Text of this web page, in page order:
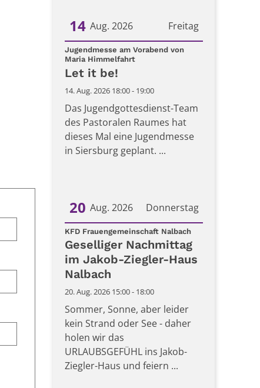
Freitag
14 Aug. 2026
Datum: 14. August 2026
Jugendmesse am Vorabend von
Maria Himmelfahrt:
Let it be!
14. Aug. 2026 18:00 - 19:00
Das Jugendgottesdienst-Team
des Pastoralen Raumes hat
dieses Mal eine Jugendmesse
in Siersburg geplant. ...
Donnerstag
20 Aug. 2026
Datum: 20. August 2026
KFD Frauengemeinschaft Nalbach:
Geselliger Nachmittag
im Jakob-Ziegler-Haus
Nalbach
20. Aug. 2026 15:00 - 18:00
Sommer, Sonne, aber leider
kein Strand oder See - daher
holen wir das
URLAUBSGEFÜHL ins Jakob-
Ziegler-Haus und feiern ...